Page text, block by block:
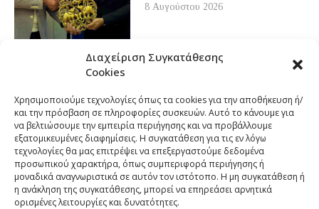
Διαχείριση Συγκατάθεσης
Cookies
Χρησιμοποιούμε τεχνολογίες όπως τα cookies για την αποθήκευση ή/
και την πρόσβαση σε πληροφορίες συσκευών. Αυτό το κάνουμε για
να βελτιώσουμε την εμπειρία περιήγησης και να προβάλλουμε
εξατομικευμένες διαφημίσεις. Η συγκατάθεση για τις εν λόγω
τεχνολογίες θα μας επιτρέψει να επεξεργαστούμε δεδομένα
προσωπικού χαρακτήρα, όπως συμπεριφορά περιήγησης ή
μοναδικά αναγνωριστικά σε αυτόν τον ιστότοπο. Η μη συγκατάθεση ή
η ανάκληση της συγκατάθεσης, μπορεί να επηρεάσει αρνητικά
ορισμένες λειτουργίες και δυνατότητες.
8 Αυγούστου 2026